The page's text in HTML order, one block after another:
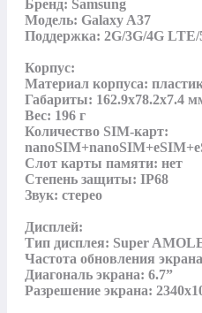
Бренд: Samsung
Модель: Galaxy A37
Поддержка: 2G/3G/4G LTE/
Корпус:
Материал корпуса:
Габариты: 162.9x78.2x7.4
Вес: 196 г
Количество SIM-карт:
Слот карты памяти: нет
Степень защиты: IP68
Звук: стерео
Дисплей:
Тип дисплея: Super
Частота обновления
Диагональ экрана: 6.7”
Разрешение экрана: